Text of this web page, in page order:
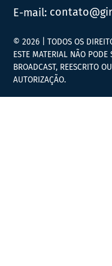
E-mail:
© 2026 | TODOS OS
ESTE MATERIAL NÃO
BROADCAST, REESCRITO
AUTORIZAÇÃO.